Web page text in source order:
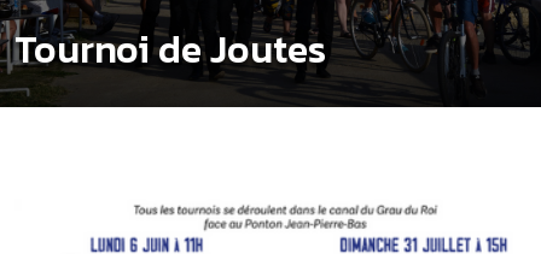
Tournoi de Joutes